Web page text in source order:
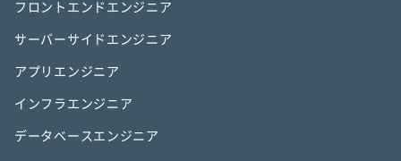
フロントエンドエンジニア
サーバーサイドエンジニア
アプリエンジニア
インフラエンジニア
データベースエンジニア